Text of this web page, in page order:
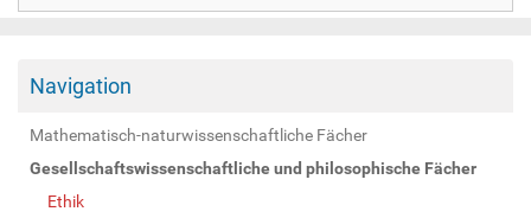
Navigation
Mathematisch-naturwissenschaftliche Fächer
Gesellschaftswissenschaftliche und philosophische Fächer
Ethik